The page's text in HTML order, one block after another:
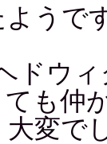
うで
ドウ
も仲
変で